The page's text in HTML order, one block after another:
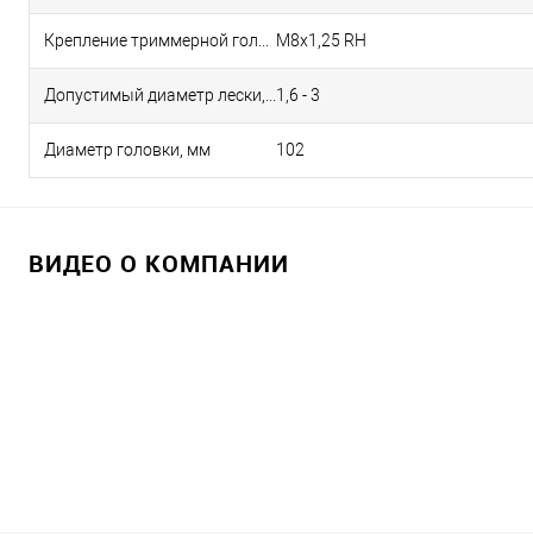
M8x1,25 RH
1,6 - 3
Диаметр головки, мм 102
ВИДЕО О КОМПАНИИ